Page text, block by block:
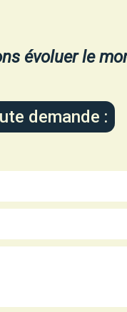
évoluer le
demande :